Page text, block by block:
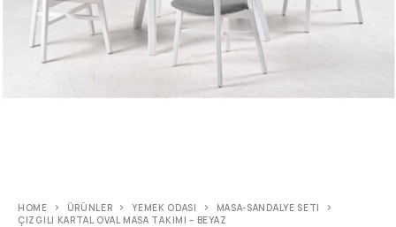
HOME ÜRÜNLER YEMEK ODASI
MASA-SANDALYE SETI
ÇIZGILI KARTAL OVAL MASA TAKIMI – BEYAZ